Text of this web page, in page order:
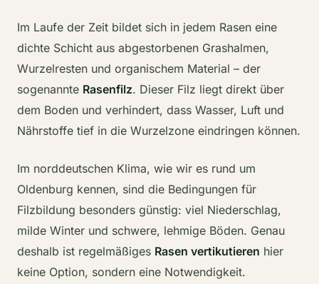
Im Laufe der Zeit bildet sich in jedem Rasen eine
dichte Schicht aus abgestorbenen Grashalmen,
Wurzelresten und organischem Material – der
sogenannte Rasenfilz. Dieser Filz liegt direkt über
dem Boden und verhindert, dass Wasser, Luft und
Nährstoffe tief in die Wurzelzone eindringen können.
Im norddeutschen Klima, wie wir es rund um
Oldenburg kennen, sind die Bedingungen für
Filzbildung besonders günstig: viel Niederschlag,
milde Winter und schwere, lehmige Böden. Genau
deshalb ist regelmäßiges Rasen vertikutieren hier
keine Option, sondern eine Notwendigkeit.